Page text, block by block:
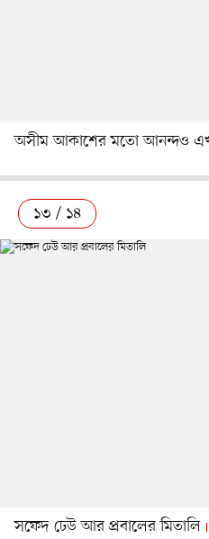
অসীম আকাশের মতো আনন্দও
১৩ / ১৪
সফেদ ঢেউ আর প্রবালের মিতালি